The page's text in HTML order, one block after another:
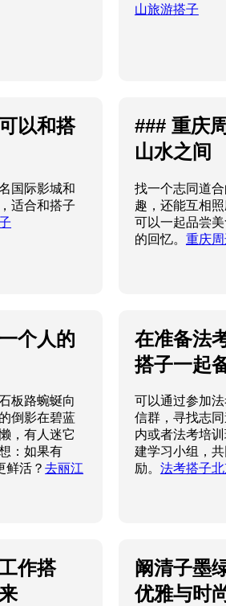
山旅游搭子
以和搭
国际影城和
适合和搭子
### 重庆
山水之间
找一个志同道
趣，还能互相
可以一起品尝
的回忆。 重庆
个人的
板路蜿蜒向
倒影在碧蓝
，有人迷它
：如果有
鲜活？去丽江
在准备法
搭子一起
可以通过参加
信群，寻找志
内或者法考培
建学习小组，
励。 法考搭子
作搭
阚清子墨
优雅与时